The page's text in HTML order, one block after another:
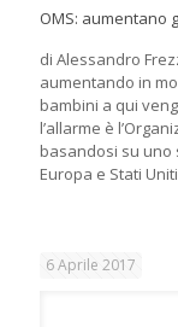
OMS: aumentano
di Alessandro
aumentando in
bambini a qui
l’allarme è
basandosi su uno
Europa e Stati Uniti
6 Aprile 2017